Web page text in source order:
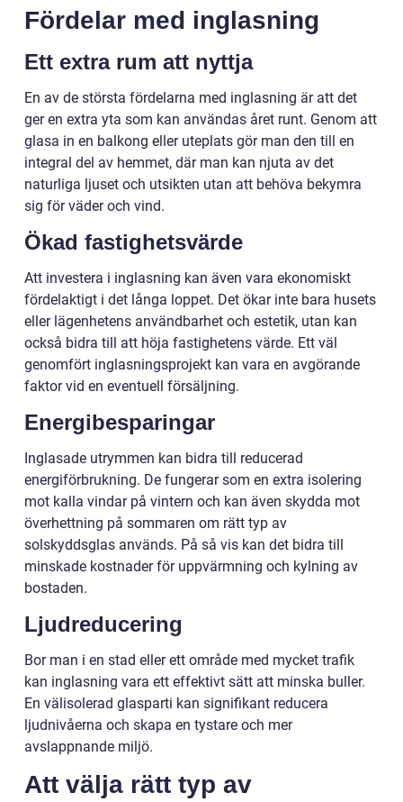
Fördelar med inglasning
Ett extra rum att nyttja
En av de största fördelarna med inglasning är att det
ger en extra yta som kan användas året runt. Genom att
glasa in en balkong eller uteplats gör man den till en
integral del av hemmet, där man kan njuta av det
naturliga ljuset och utsikten utan att behöva bekymra
sig för väder och vind.
Ökad fastighetsvärde
Att investera i inglasning kan även vara ekonomiskt
fördelaktigt i det långa loppet. Det ökar inte bara husets
eller lägenhetens användbarhet och estetik, utan kan
också bidra till att höja fastighetens värde. Ett väl
genomfört inglasningsprojekt kan vara en avgörande
faktor vid en eventuell försäljning.
Energibesparingar
Inglasade utrymmen kan bidra till reducerad
energiförbrukning. De fungerar som en extra isolering
mot kalla vindar på vintern och kan även skydda mot
överhettning på sommaren om rätt typ av
solskyddsglas används. På så vis kan det bidra till
minskade kostnader för uppvärmning och kylning av
bostaden.
Ljudreducering
Bor man i en stad eller ett område med mycket trafik
kan inglasning vara ett effektivt sätt att minska buller.
En välisolerad glasparti kan signifikant reducera
ljudnivåerna och skapa en tystare och mer
avslappnande miljö.
Att välja rätt typ av